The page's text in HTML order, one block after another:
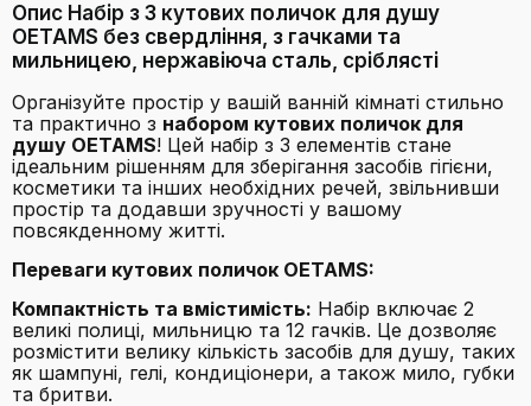
Опис Набір з 3 кутових поличок для душу
OETAMS без свердління, з гачками та
мильницею, нержавіюча сталь, сріблясті
Організуйте простір у вашій ванній кімнаті стильно
та практично з набором кутових поличок для
душу OETAMS! Цей набір з 3 елементів стане
ідеальним рішенням для зберігання засобів гігієни,
косметики та інших необхідних речей, звільнивши
простір та додавши зручності у вашому
повсякденному житті.
Переваги кутових поличок OETAMS:
Компактність та вмістимість: Набір включає 2
великі полиці, мильницю та 12 гачків. Це дозволяє
розмістити велику кількість засобів для душу, таких
як шампуні, гелі, кондиціонери, а також мило, губки
та бритви.